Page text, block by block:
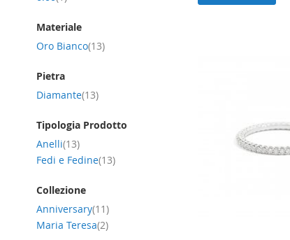
Materiale
Oro Bianco 13item
Pietra
Diamante 13item
Tipologia Prodotto
Anelli 13item
Fedi e Fedine 13item
Collezione
Anniversary 11item
Maria Teresa 2item